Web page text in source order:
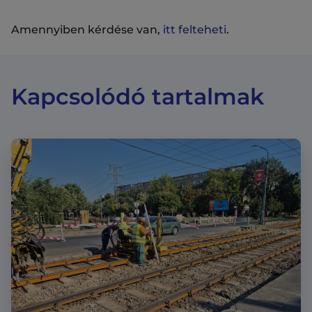
Amennyiben kérdése van, itt felteheti.
Kapcsolódó tartalmak